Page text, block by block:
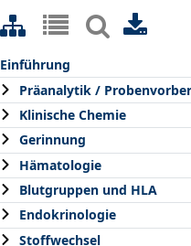
Einführung
Präanalytik /
Klinische Chemie
Gerinnung
Hämatologie
Blutgruppen und HLA
Endokrinologie
Stoffwechsel